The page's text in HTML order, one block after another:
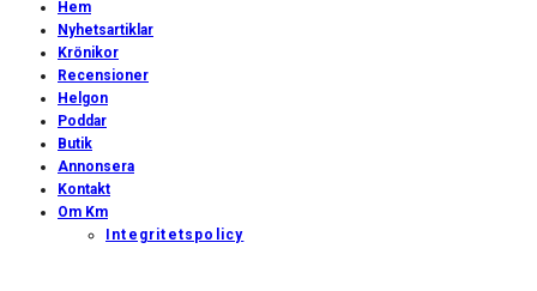
Hem
Nyhetsartiklar
Krönikor
Recensioner
Helgon
Poddar
Butik
Annonsera
Kontakt
Om Km
Integritetspolicy